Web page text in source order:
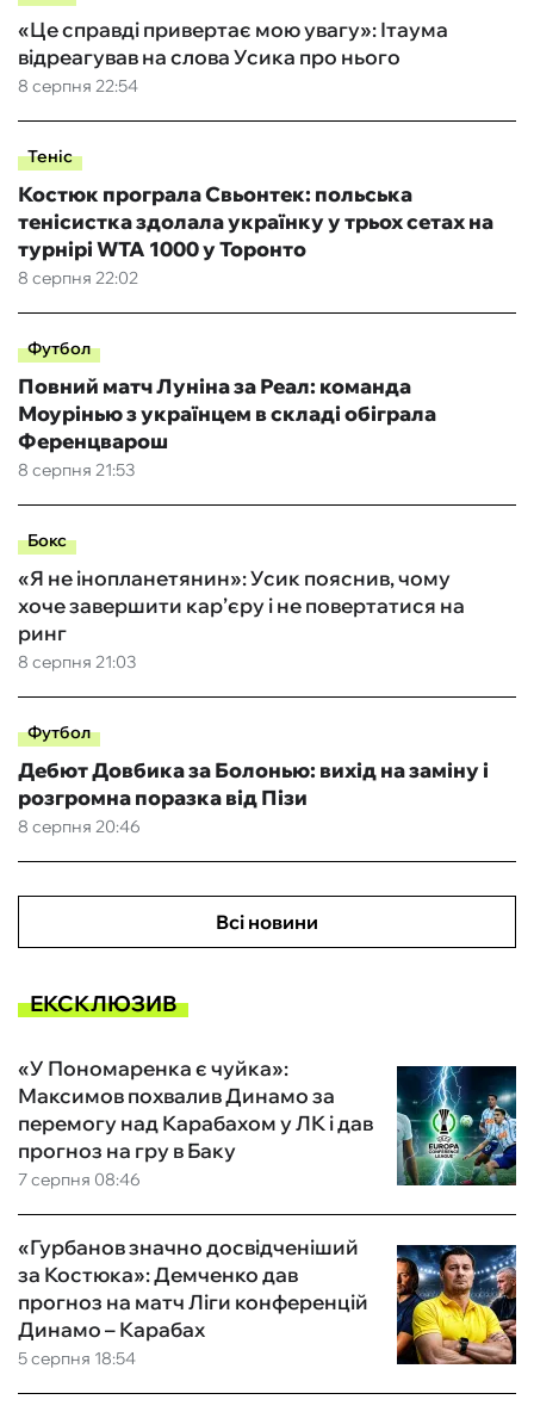
8 серпня 22:54
«Це справді привертає мою увагу»: Ітаума
відреагував на слова Усика про нього
Теніс
8 серпня 22:02
Костюк програла Свьонтек: польська
тенісистка здолала українку у трьох сетах на
турнірі WTA 1000 у Торонто
Футбол
8 серпня 21:53
Повний матч Луніна за Реал: команда
Моурінью з українцем в складі обіграла
Ференцварош
Бокс
8 серпня 21:03
«Я не інопланетянин»: Усик пояснив, чому
хоче завершити кар’єру і не повертатися на
ринг
Футбол
8 серпня 20:46
Дебют Довбика за Болонью: вихід на заміну і
розгромна поразка від Пізи
Всі новини
ЕКСКЛЮЗИВ
7 серпня 08:46
«У Пономаренка є чуйка»:
Максимов похвалив Динамо за
перемогу над Карабахом у ЛК і дав
прогноз на гру в Баку
5 серпня 18:54
«Гурбанов значно досвідченіший
за Костюка»: Демченко дав
прогноз на матч Ліги конференцій
Динамо – Карабах